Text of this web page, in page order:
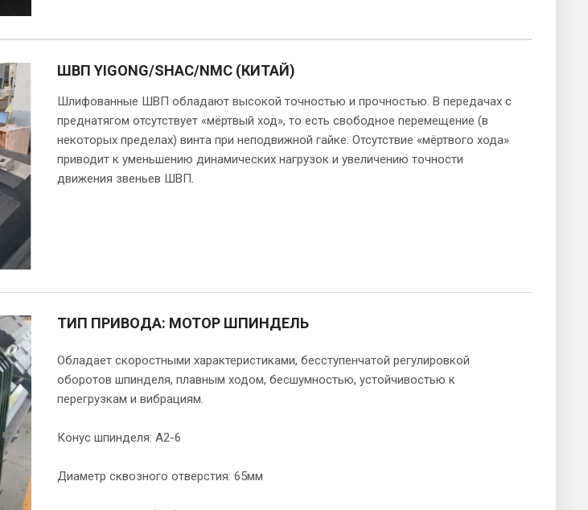
ШВП YIGONG/SHAC/NMC (КИТАЙ)
Шлифованные ШВП обладают высокой точностью и прочностью. В передачах с
преднатягом отсутствует «мёртвый ход», то есть свободное перемещение (в
некоторых пределах) винта при неподвижной гайке. Отсутствие «мёртвого хода»
приводит к уменьшению динамических нагрузок и увеличению точности
движения звеньев ШВП.
ТИП ПРИВОДА: МОТОР ШПИНДЕЛЬ
Обладает скоростными характеристиками, бесступенчатой регулировкой
оборотов шпинделя, плавным ходом, бесшумностью, устойчивостью к
перегрузкам и вибрациям.
Конус шпинделя: А2-6
Диаметр сквозного отверстия: 65мм